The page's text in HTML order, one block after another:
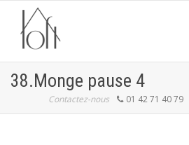
38.Monge pause 4
Contactez-nous 01 42 71 40 79